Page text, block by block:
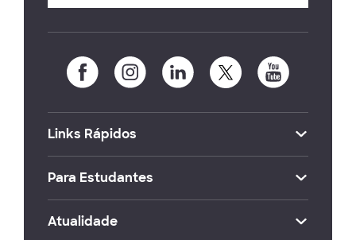
Links Rápidos
Para Estudantes
Atualidade